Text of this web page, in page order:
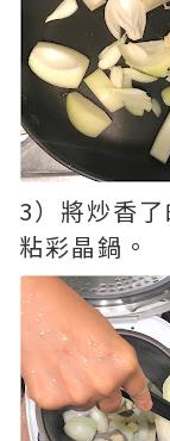
3）將炒香
粘彩晶鍋。